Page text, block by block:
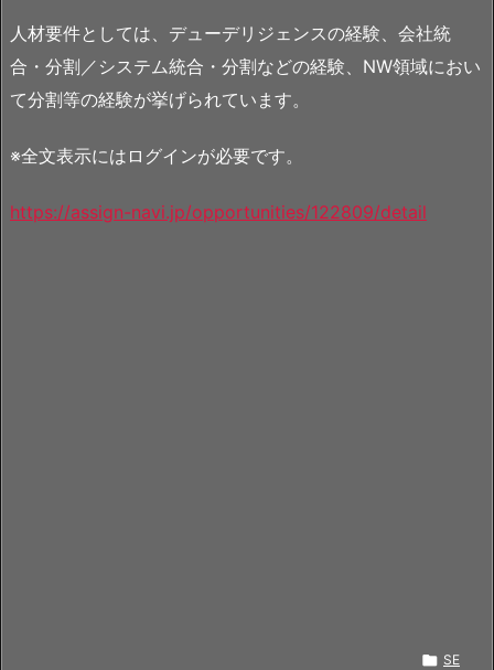
人材要件としては、デューデリジェンスの経験、会社統
合・分割／システム統合・分割などの経験、NW領域におい
て分割等の経験が挙げられています。
※全文表示にはログインが必要です。
https://assign-navi.jp/opportunities/122809/detail
 SE